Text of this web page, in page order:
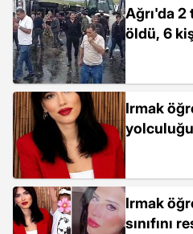
Ağrı'da 2
öldü, 6
Irmak
Irmak
sınıfını